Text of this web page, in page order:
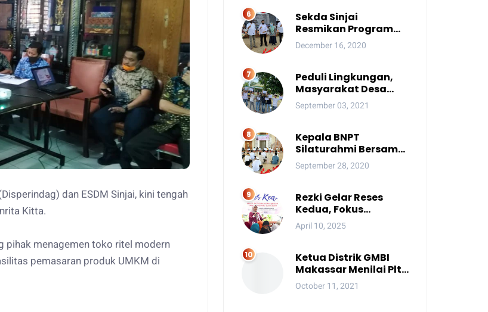
dan ESDM Sinjai, kini tengah
Kitta.
pihak menagemen toko ritel modern
pemasaran produk UMKM di
Sekda Sinjai
Resmikan Program
Kotaku
December 16, 2020
Peduli Lingkungan,
Masyarakat Desa
Tindang Blokade
Jalan dan Lokasi
September 03, 2021
Kepala BNPT
Silaturahmi Bersama
Pimpinan Pondok
Pesantren Se-Sulsel
September 28, 2020
Rezki Gelar Reses
Kedua, Fokus
Perbaikan Drainase
April 10, 2025
Ketua Distrik GMBI
Makassar Menilai Plt.
Kasatpol PP
Makassar Melanggar
October 11, 2021